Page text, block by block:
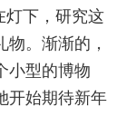
下，研究这
。渐渐的，
小型的博物
开始期待新年